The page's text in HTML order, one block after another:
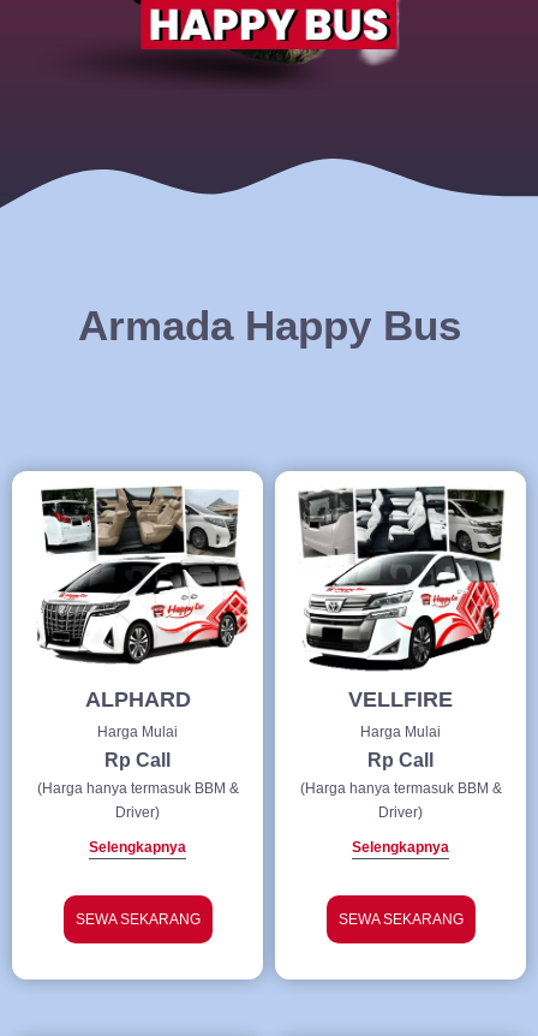
Armada Happy Bus
ALPHARD
Harga Mulai
Rp Call
(Harga hanya termasuk BBM &
Driver)
Selengkapnya
SEWA SEKARANG
VELLFIRE
Harga Mulai
Rp Call
(Harga hanya termasuk BBM &
Driver)
Selengkapnya
SEWA SEKARANG